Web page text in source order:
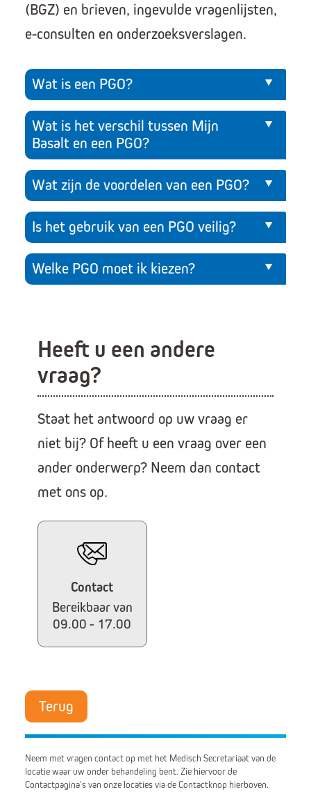
(BGZ) en brieven, ingevulde vragenlijsten,
e-consulten en onderzoeksverslagen.
Wat is een PGO?
Wat is het verschil tussen Mijn
Basalt en een PGO?
Wat zijn de voordelen van een PGO?
Is het gebruik van een PGO veilig?
Welke PGO moet ik kiezen?
Heeft u een andere
vraag?
Staat het antwoord op uw vraag er
niet bij? Of heeft u een vraag over een
ander onderwerp? Neem dan contact
met ons op.
Contact
Bereikbaar van
09.00 - 17.00
Terug
Neem met vragen contact op met het Medisch Secretariaat van de
locatie waar uw onder behandeling bent. Zie hiervoor de
Contactpagina's van onze locaties via de Contactknop hierboven.